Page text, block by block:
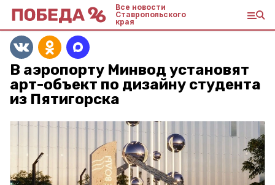
Все новости
Ставропольского
края
В аэропорту Минвод установят
арт-объект по дизайну студента
из Пятигорска